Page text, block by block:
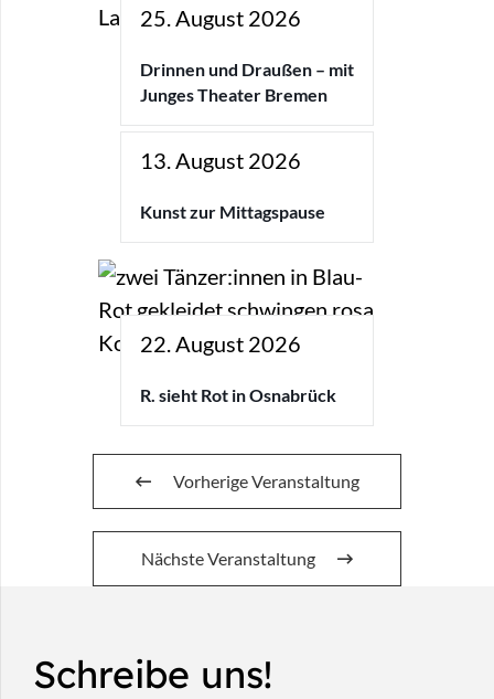
25. August 2026
Drinnen und Draußen – mit
Junges Theater Bremen
13. August 2026
Kunst zur Mittagspause
22. August 2026
R. sieht Rot in Osnabrück
Vorherige Veranstaltung
Nächste Veranstaltung
Schreibe uns!